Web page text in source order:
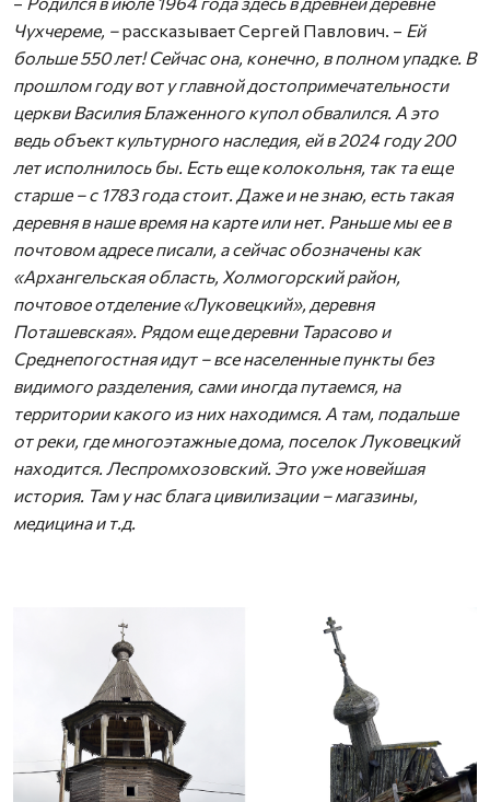
Чухчереме, –рассказывает Сергей Павлович. – Ей
больше 550 лет! Сейчас она, конечно, в полном упадке. В
прошлом году вот у главной достопримечательности
церкви Василия Блаженного купол обвалился. А это
ведь объект культурного наследия, ей в 2024 году 200
лет исполнилось бы. Есть еще колокольня, так та еще
старше – с 1783 года стоит. Даже и не знаю, есть такая
деревня в наше время на карте или нет. Раньше мы ее в
почтовом адресе писали, а сейчас обозначены как
«Архангельская область, Холмогорский район,
почтовое отделение «Луковецкий», деревня
Поташевская». Рядом еще деревни Тарасово и
Среднепогостная идут – все населенные пункты без
видимого разделения, сами иногда путаемся, на
территории какого из них находимся. А там, подальше
от реки, где многоэтажные дома, поселок Луковецкий
находится. Леспромхозовский. Это уже новейшая
история. Там у нас блага цивилизации – магазины,
медицина и т.д.